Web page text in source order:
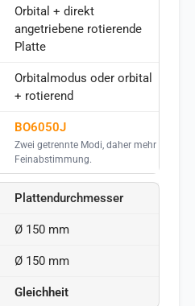
Orbital + direkt
angetriebene rotierende
Platte
Orbitalmodus oder orbital
+ rotierend
BO6050J
Zwei getrennte Modi, daher mehr
Feinabstimmung.
Plattendurchmesser
Ø 150 mm
Ø 150 mm
Gleichheit